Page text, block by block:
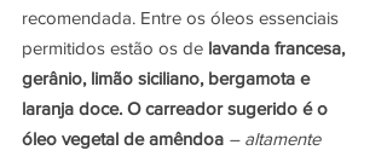
recomendada. Entre os óleos essenciais
permitidos estão os de lavanda francesa,
gerânio, limão siciliano, bergamota e
laranja doce. O carreador sugerido é o
óleo vegetal de amêndoa – altamente